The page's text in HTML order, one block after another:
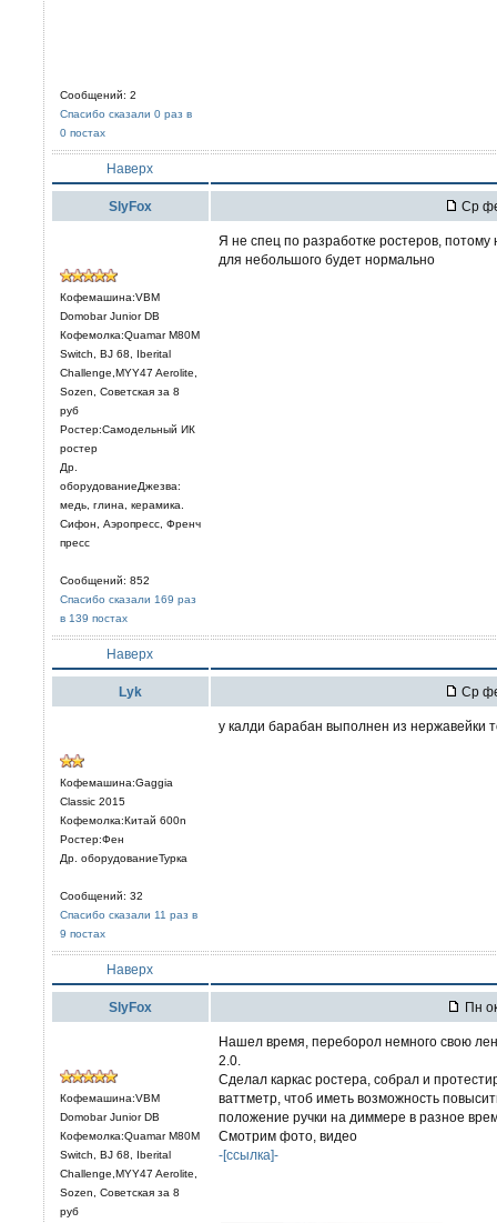
Сообщений: 2
Спасибо сказали 0 раз в
0 постах
Наверх
SlyFox Ср
Кофемашина:VBM
Domobar Junior DB
Кофемолка:Quamar M80M
Switch, BJ 68, Iberital
Challenge,MYY47 Aerolite,
Sozen, Советская за 8
руб
Ростер:Самодельный ИК
ростер
Др.
оборудованиеДжезва:
медь, глина, керамика.
Сифон, Аэропресс, Френч
пресс
Сообщений: 852
Спасибо сказали 169 раз
в 139 постах
Я не спец по разработке ростеров,
для небольшого будет нормально
Наверх
Lyk Ср
Кофемашина:Gaggia
Classic 2015
Кофемолка:Китай 600n
Ростер:Фен
Др. оборудованиеТурка
Сообщений: 32
Спасибо сказали 11 раз в
9 постах
у калди барабан выполнен из
Наверх
SlyFox Пн
Кофемашина:VBM
Domobar Junior DB
Кофемолка:Quamar M80M
Switch, BJ 68, Iberital
Challenge,MYY47 Aerolite,
Sozen, Советская за 8
руб
Нашел время, переборол немного свою
2.0.
Сделал каркас ростера, собрал и
ваттметр, чтоб иметь возможность
положение ручки на диммере в разное
Смотрим фото, видео
-[ссылка]-